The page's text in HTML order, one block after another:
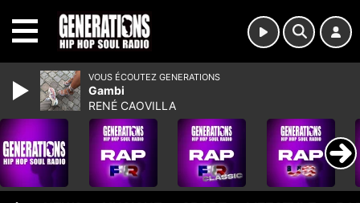
VOUS ÉCOUTEZ GENERATIONS
Gambi
RENÉ CAOVILLA